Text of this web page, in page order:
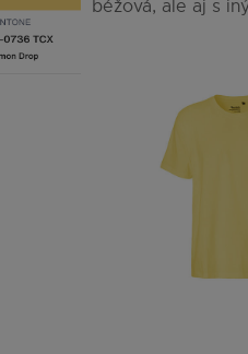
béžová, ale aj s